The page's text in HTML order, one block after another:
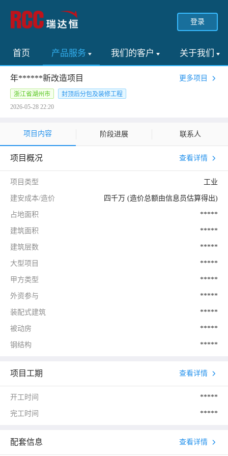
登录
首页 产品服务 我们的客户 关于我们
年******新改造项目 更多项目
浙江省湖州市
封顶后分包及装修工程
2026-05-28 22:20
项目内容 阶段进展 联系人
项目概况 查看详情
项目类型 工业
建安成本/造价 四千万 (造价总额由信息员估算得出)
占地面积 *****
建筑面积 *****
建筑层数 *****
大型项目 *****
甲方类型 *****
外资参与 *****
装配式建筑 *****
被动房 *****
钢结构 *****
项目工期 查看详情
开工时间 *****
完工时间 *****
配套信息 查看详情